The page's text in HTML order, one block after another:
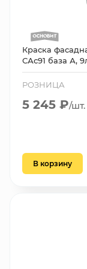
Краска
САс91 база А,
РОЗНИЦА
5 245 ₽/шт.
В корзину